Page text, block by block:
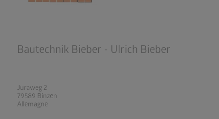
Bautechnik Bieber - Ulrich Bieber
Juraweg 2
79589 Binzen
Allemagne